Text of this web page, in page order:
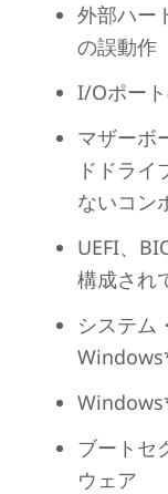
外部ハー
の誤動作
I/Oポー
マザーボ
ドドラ
ないコン
UEFI、
構成され
システム
ブートセ
ウェア